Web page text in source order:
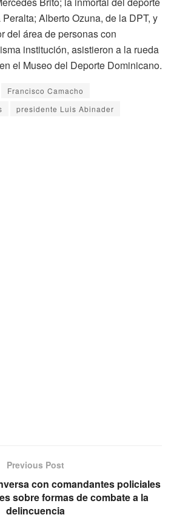
Alberto Ozuna, de la DPT, y
del área de personas con
institución, asistieron a la rueda
el Museo del Deporte Dominicano.
Francisco Camacho
presidente Luis Abinader
Previous Post
con comandantes policiales
sobre formas de combate a la
delincuencia